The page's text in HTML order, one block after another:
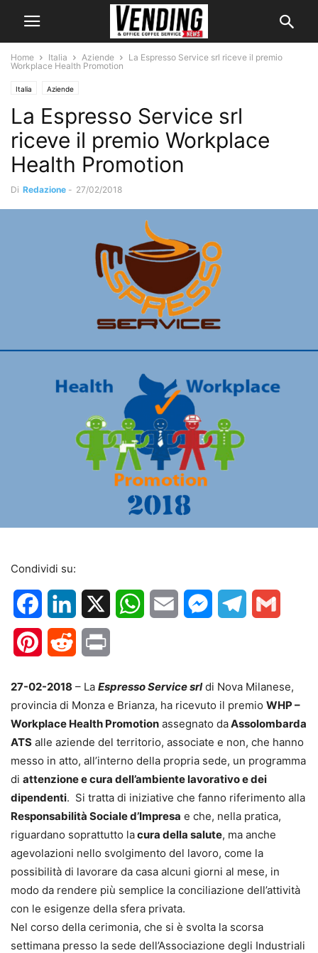
Home Italia Aziende
La Espresso Service srl riceve il premio
Workplace Health Promotion
Italia Aziende
La Espresso Service srl
riceve il premio Workplace
Health Promotion
Di Redazione - 27/02/2018
Condividi su:
FacebookLinkedIn WhatsApp
Email MessengerTelegram
PinterestReddit
27-02-2018 – La Espresso Service srldi Nova Milanese,
provincia di Monza e Brianza, ha ricevuto il premio WHP –
Workplace Health Promotion assegnato daAssolombarda
ATS alle aziende del territorio, associate e non, che hanno
messo in atto, all’interno della propria sede, un programma
di attenzione e cura dell’ambiente lavorativo e dei
dipendenti. Si tratta di iniziative che fanno riferimento alla
Responsabilità Sociale d’Impresa e che, nella pratica,
riguardano soprattutto lacura della salute, ma anche
agevolazioni nello svolgimento del lavoro, come la
possibilità di lavorare da casa alcuni giorni al mese, in
modo da rendere più semplice la conciliazione dell’attività
con le esigenze della sfera privata.
Nel corso della cerimonia, che si è svolta la scorsa
settimana presso la sede dell’Associazione degli Industriali